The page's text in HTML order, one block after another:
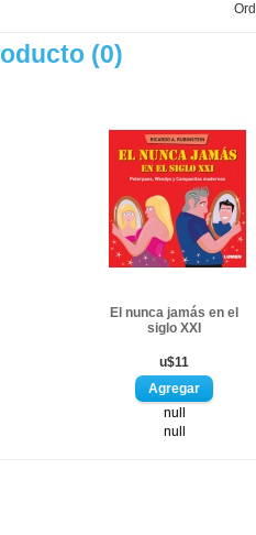
(0)
El nunca jamás en el
siglo XXI
u$11
null
null